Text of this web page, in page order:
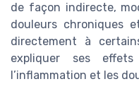
de façon indirecte,
douleurs chroniques
directement à
expliquer ses
l’inflammation et les